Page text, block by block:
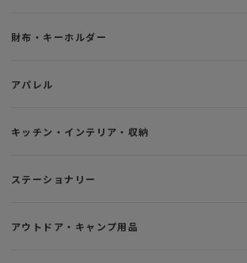
財布・キーホルダー
アパレル
キッチン・インテリア・収納
ステーショナリー
アウトドア・キャンプ用品